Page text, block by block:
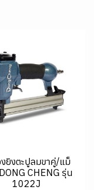
งยิงตะปูลมขาคู่/แม็
CHENG รุ่น
1022J